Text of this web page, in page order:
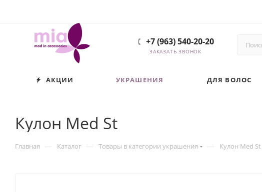
+7 (963) 540-20-20
ЗАКАЗАТЬ ЗВОНОК
АКЦИИ УКРАШЕНИЯ ДЛЯ ВОЛОС
Кулон Med St
Главная — Каталог — Товары в категории украшения — Кулон Med St